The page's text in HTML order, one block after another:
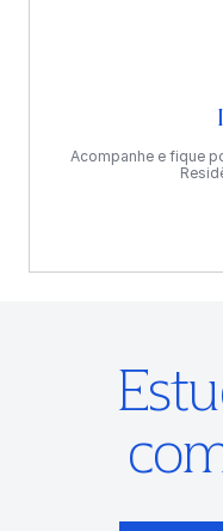
Acompanhe e fique